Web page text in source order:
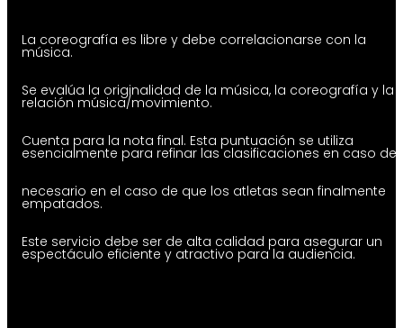
La coreografía es libre y debe correlacionarse con la
música.
Se evalúa la originalidad de la música, la coreografía y la
relación música/movimiento.
Cuenta para la nota final. Esta puntuación se utiliza
esencialmente para refinar las clasificaciones en caso de
necesario en el caso de que los atletas sean finalmente
empatados.
Este servicio debe ser de alta calidad para asegurar un
espectáculo eficiente y atractivo para la audiencia.